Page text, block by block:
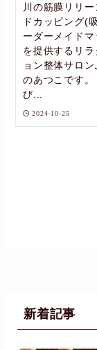
川の筋膜リリ
ドカッピング(
ーダーメイドマ
を提供するリラ
ョン整体サロ
のあつこです。
び...
2024-10-25
新着記事